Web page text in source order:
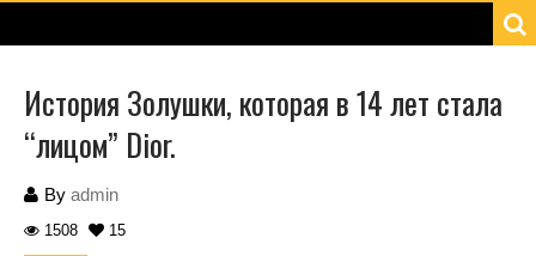
История Золушки, которая в 14 лет стала
“лицом” Dior.
By admin
1508 15